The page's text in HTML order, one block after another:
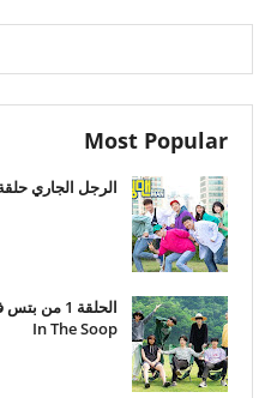
Most Popular
الرجل الجاري حلقة
In The Soop